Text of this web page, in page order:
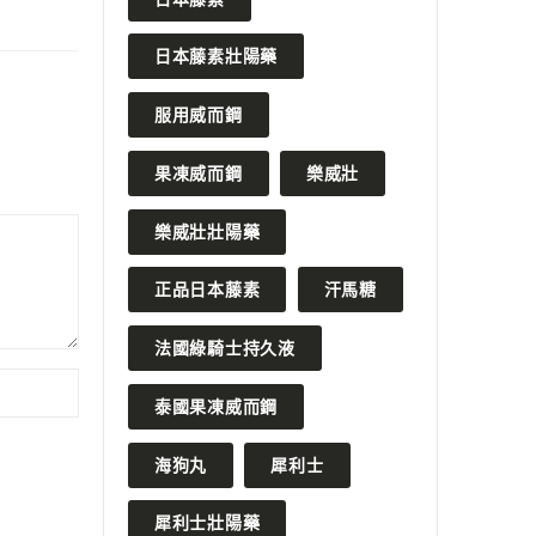
日本藤素壯陽藥
服用威而鋼
果凍威而鋼 樂威壯
樂威壯壯陽藥
正品日本藤素 汗馬糖
法國綠騎士持久液
泰國果凍威而鋼
海狗丸 犀利士
犀利士壯陽藥